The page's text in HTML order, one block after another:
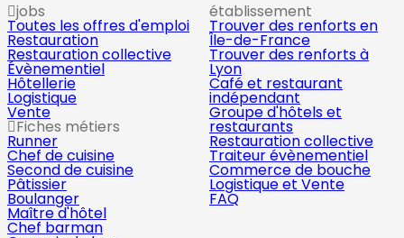
jobs
Toutes les offres d'emploi
Restauration
Restauration collective
Évènementiel
Hôtellerie
Logistique
Vente
Fiches métiers
Runner
Chef de cuisine
Second de cuisine
Pâtissier
Boulanger
Maître d'hôtel
Chef barman
établissement
Trouver des renforts en
Île-de-France
Trouver des renforts à
Lyon
Café et restaurant
indépendant
Groupe d'hôtels et
restaurants
Restauration collective
Traiteur évènementiel
Commerce de bouche
Logistique et Vente
FAQ